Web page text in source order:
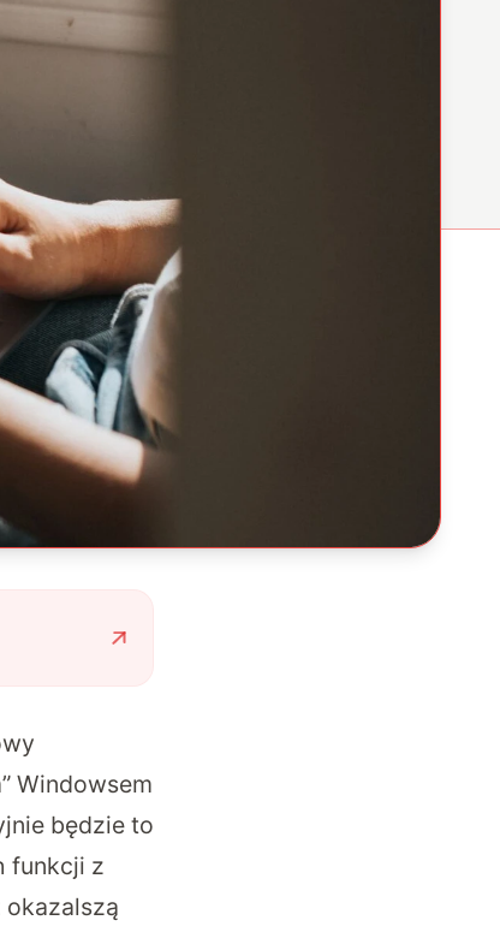
Windowsem
będzie to
funkcji z
okazalszą